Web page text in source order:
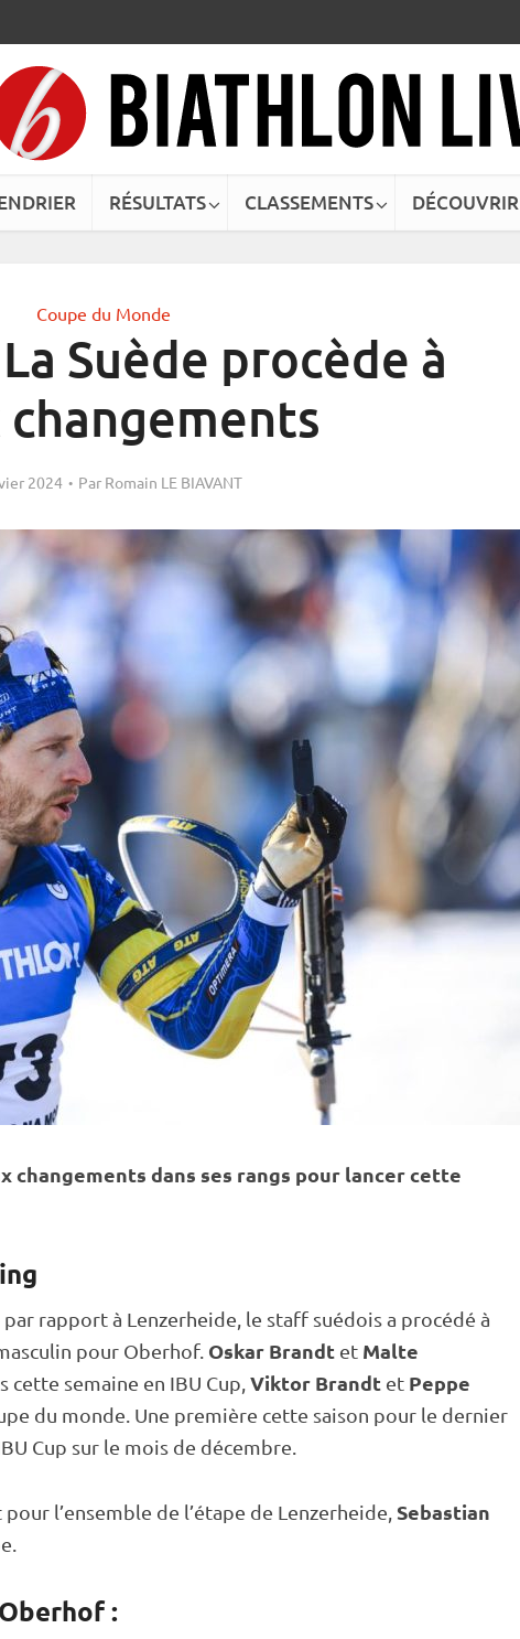
RÉSULTATS CLASSEMENTS DÉCOUVRIR
Coupe du Monde
Suède procède à
2024 Par Romain LE BIAVANT
changements dans ses rangs pour lancer cette
rapport à Lenzerheide, le staff suédois a procédé à
pour Oberhof. Oskar Brandt et Malte
cette semaine en IBU Cup Viktor Brandt et Peppe
du monde . Une première cette saison pour le dernier
Cup sur le mois de décembre.
l’ensemble de l’étape de Lenzerheide, Sebastian
: